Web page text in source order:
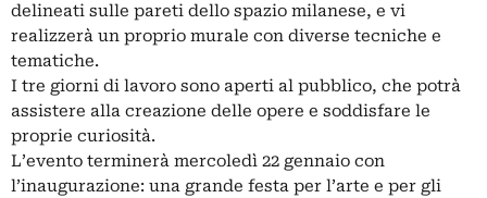
delineati sulle pareti dello spazio milanese, e vi
realizzerà un proprio murale con diverse tecniche e
tematiche.
I tre giorni di lavoro sono aperti al pubblico, che potrà
assistere alla creazione delle opere e soddisfare le
proprie curiosità.
L’evento terminerà mercoledì 22 gennaio con
l’inaugurazione: una grande festa per l’arte e per gli